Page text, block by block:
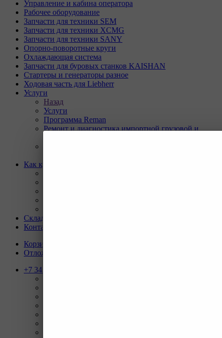
Управление и кабина оператора
Рабочее оборудование
Запчасти для техники SEM
Запчасти для техники XCMG
Запчасти для техники SANY
Опорно-поворотные круги
Охлаждающая система
Запчасти для буровых станков KAISHAN
Стартеры и генераторы разное
Ходовая часть для Liebherr
Услуги
Назад
Услуги
Программа Reman
Ремонт и диагностика импортной грузовой и
Как купить
Склады
Контакты
Корзина
Отложенные
+7 343 247-83-62